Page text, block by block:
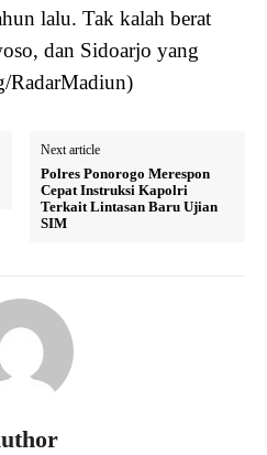
lalu. Tak kalah berat
dan Sidoarjo yang
RadarMadiun)
Next article
Polres Ponorogo Merespon
Cepat Instruksi Kapolri
Terkait Lintasan Baru Ujian
SIM